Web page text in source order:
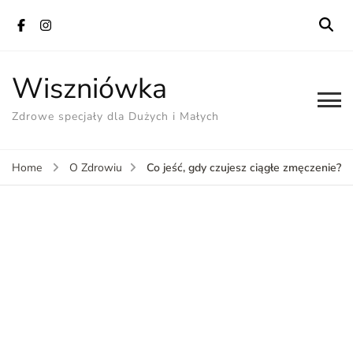
Wiszniówka
Zdrowe specjały dla Dużych i Małych
Home O Zdrowiu Co jeść, gdy czujesz ciągłe zmęczenie?